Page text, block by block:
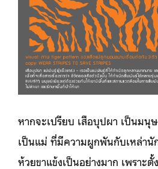
หากจะเปรียบ เสือบุปผา เป็นมนุ
เป็นแม่ ที่มีความผูกพันกับเหล่านั
ห้วยขาแข้งเป็นอย่างมาก เพราะ